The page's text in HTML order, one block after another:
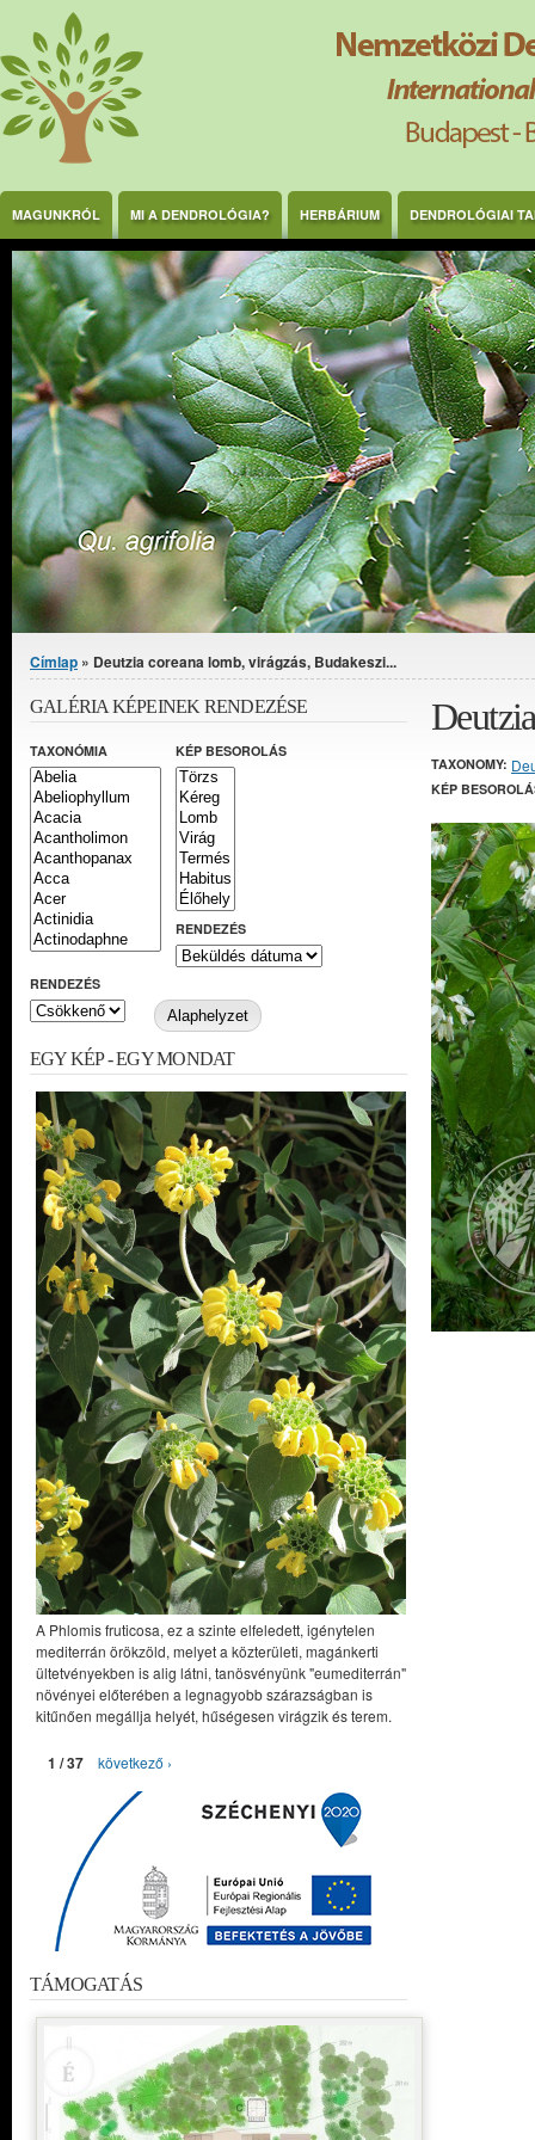
Ugrás a tartalomra
MAGUNKRÓL MI A DENDROLÓGIA? HERBÁRIUM DENDROLÓGIAI
Jelenlegi hely
Címlap » Deutzia coreana lomb, virágzás, Budakeszi...
TAXONOMY:
KÉP
GALÉRIA KÉPEINEK RENDEZÉSE
TAXONÓMIA KÉP BESOROLÁS
RENDEZÉS
RENDEZÉS
EGY KÉP - EGY MONDAT
A Phlomis fruticosa, ez a szinte elfeledett, igénytelen
mediterrán örökzöld, melyet a közterületi, magánkerti
ültetvényekben is alig látni, tanösvényünk "eumediterrán"
növényei előterében a legnagyobb szárazságban is
kitűnően megállja helyét, hűségesen virágzik és terem.
1 / 37 következő ›
TÁMOGATÁS